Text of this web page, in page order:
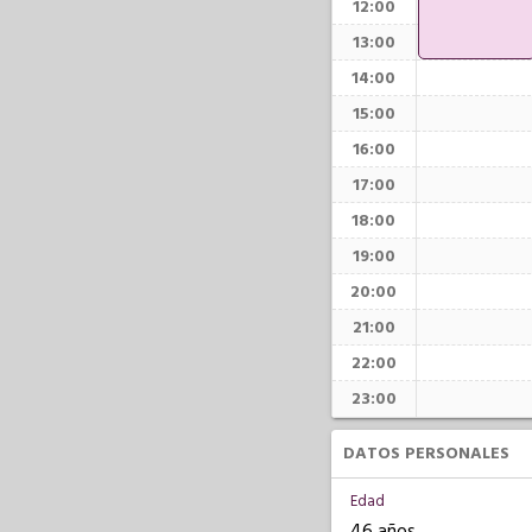
12:00
13:00
14:00
15:00
16:00
17:00
18:00
19:00
20:00
21:00
22:00
23:00
DATOS PERSONALES
Edad